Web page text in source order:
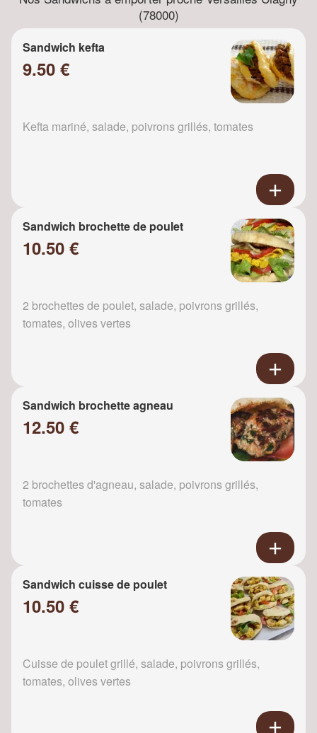
(78000)
Sandwich kefta
9.50 €
Kefta mariné, salade, poivrons grillés, tomates
Sandwich brochette de poulet
10.50 €
2 brochettes de poulet, salade, poivrons grillés,
tomates, olives vertes
Sandwich brochette agneau
12.50 €
2 brochettes d'agneau, salade, poivrons grillés,
tomates
Sandwich cuisse de poulet
10.50 €
Cuisse de poulet grillé, salade, poivrons grillés,
tomates, olives vertes